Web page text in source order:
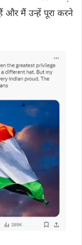
और मैं उन्हें पूरा करने